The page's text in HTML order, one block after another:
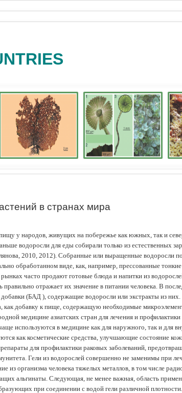
в странах мира
у народов, живущих на побережье как южных, так и
водоросли для еды собирали только из естественных
2010, 2012). Собранные или выращенные водоросли
обработанном виде, как, например, прессованные
часто продают готовые блюда и напитки из
отражает их значение в питании человека. В
(БАД ), содержащие водоросли или экстракты из
как добавку к пище, содержащую необходимые
медицине азиатских стран для лечения и
используются в медицине как для наружного, так и для
как косметические средства, улучшающие состояние
для профилактики раковых заболеваний,
Гели из водорослей совершенно не заменимы при
из организма человека тяжелых металлов, в том числе
альгинаты. Следующая, не менее важная, область
при соединении с водой гели различной